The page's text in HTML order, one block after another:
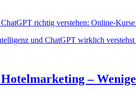
und ChatGPT wirklich
–